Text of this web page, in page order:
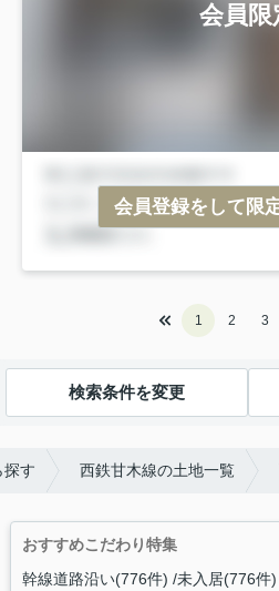
会員限
会員登録をして限
1 2 3
検索条件を変更
探す 西鉄甘木線の土地一覧
おすすめこだわり特集
幹線道路沿い(776件) 未入居(776件)